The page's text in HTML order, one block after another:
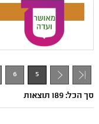
- 1
5
6
סך הכל: 189 תוצאות